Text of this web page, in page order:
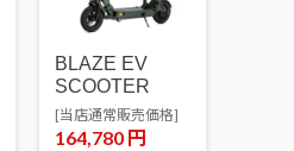
BLAZE EV
SCOOTER
[当店通常販売価格]
164,780 円